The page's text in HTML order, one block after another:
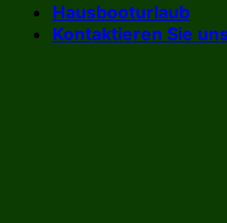
Hausbooturlaub
Kontaktieren Sie